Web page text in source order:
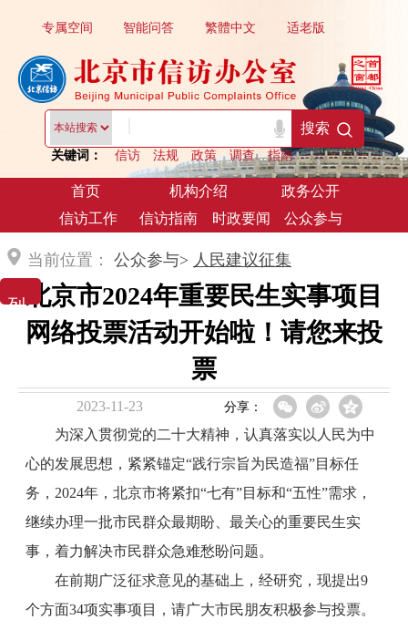
关键词： 信访 法规 政策 调查 指南
搜索
繁體中文
专属空间 适老版
智能问答
首页 机构介绍
政务公开
信访工作
信访指南 时政要闻 公众参与
当前位置： 公众参与> 人民建议征集
北京市2024年重要民生实事项目
网络投票活动开始啦！请您来投
票
2023-11-23 分享：
为深入贯彻党的二十大精神，认真落实以人民为中
心的发展思想，紧紧锚定“践行宗旨为民造福”目标任
务，2024年，北京市将紧扣“七有”目标和“五性”需求，
继续办理一批市民群众最期盼、最关心的重要民生实
事，着力解决市民群众急难愁盼问题。
在前期广泛征求意见的基础上，经研究，现提出9
个方面34项实事项目，请广大市民朋友积极参与投票。